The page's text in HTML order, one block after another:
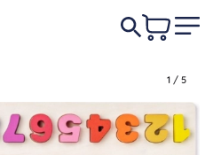
1 / 5
Do